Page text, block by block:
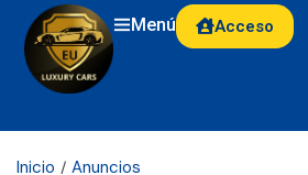
Menú Acceso
Inicio
Anuncios